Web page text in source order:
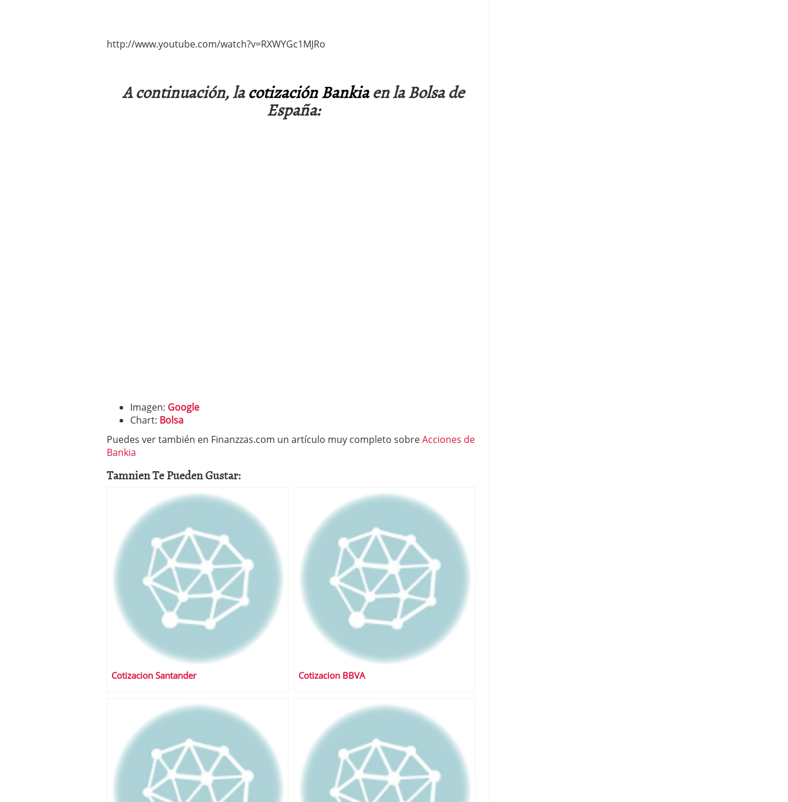
http://www.youtube.com/watch?v=RXWYGc1MJRo
A continuación, lacotización Bankiaen la Bolsa de
España:
Imagen: Google
Chart: Bolsa
Puedes ver también en Finanzzas.com un artículo muy completo sobreAcciones de
Bankia
Tamnien Te Pueden Gustar:
Cotizacion Santander Cotizacion BBVA